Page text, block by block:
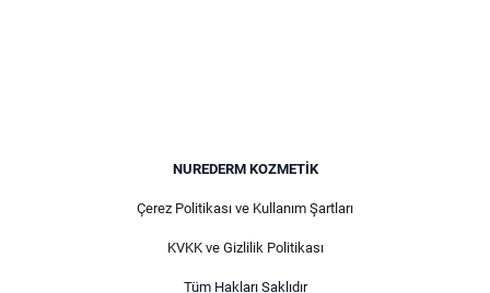
NUREDERM KOZMETIK
Çerez Politikası ve Kullanım Şartları
KVKK ve Gizlilik Politikası
Tüm Hakları Saklıdır